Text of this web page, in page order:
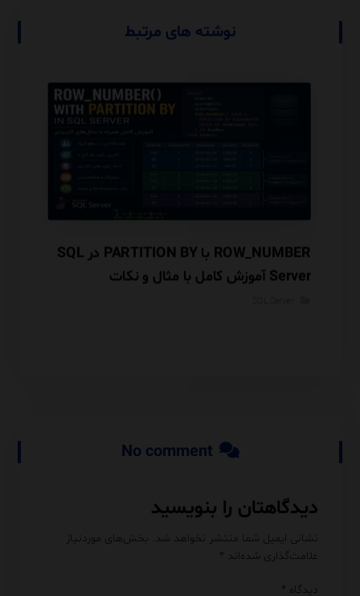
نوشته های مرتبط
ROW_NUMBER با PARTITION BY در SQL
Server آموزش کامل با مثال و نکات
No comment
دیدگاهتان را بنویسید
نشانی ایمیل شما منتشر نخواهد شد. بخش‌های موردنیاز
علامت‌گذاری شده‌اند *
دیدگاه *